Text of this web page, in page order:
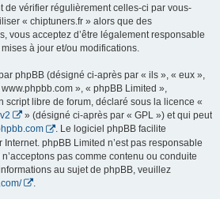
de vérifier régulièrement celles-ci par vous-
« chiptuners.fr » alors que des
vous acceptez d’être légalement responsable
à jour et/ou modifications.
phpBB (désigné ci-après par « ils », « eux »,
», « phpBB Limited »,
script libre de forum, déclaré sous la licence «
» (désigné ci-après par « GPL ») et qui peut
. Le logiciel phpBB facilite
phpBB Limited n’est pas responsable
pas comme contenu ou conduite
au sujet de phpBB, veuillez